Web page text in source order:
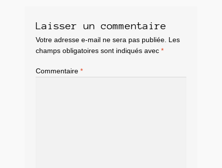
Laisser un commentaire
Votre adresse e-mail ne sera pas publiée.
Les
champs obligatoires sont indiqués avec *
Commentaire *